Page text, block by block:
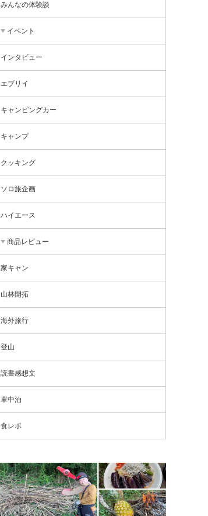
みんなの体験談
イベント
インタビュー
エブリイ
キャンピングカー
キャンプ
クッキング
ソロ旅企画
ハイエース
商品レビュー
家キャン
山林開拓
海外旅行
登山
読書感想文
車中泊
食レポ